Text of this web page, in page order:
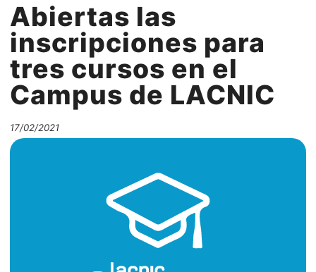
Abiertas las
inscripciones para
tres cursos en el
Campus de LACNIC
17/02/2021